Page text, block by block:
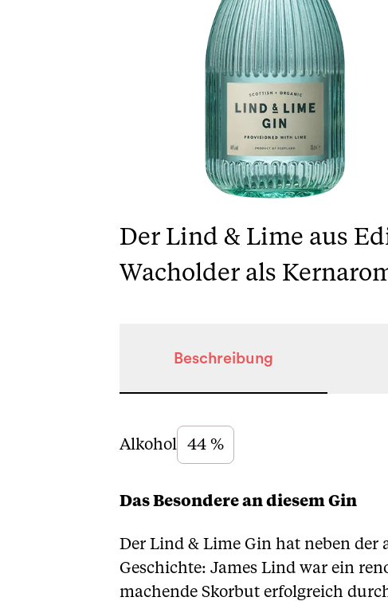
Der Lind & Lime aus
Wacholder als
Beschreibung
Beschreibung
Alkohol 44 %
Das Besondere an diesem Gin
Der Lind & Lime Gin hat neben der
Geschichte: James Lind war ein
machende Skorbut erfolgreich